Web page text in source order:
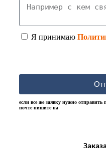
Я принимаю
если все же заявку нужно отправить
почте пишите на